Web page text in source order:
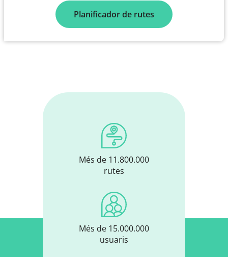
Planificador de rutes
Més de 11.800.000
rutes
Més de 15.000.000
usuaris